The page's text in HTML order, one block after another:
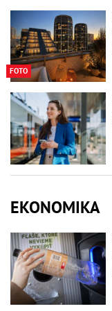
FOTO
EKONOMIKA